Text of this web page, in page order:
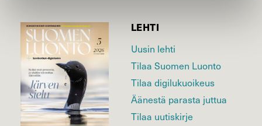
LEHTI
Uusin lehti
Tilaa Suomen Luonto
Tilaa digilukuoikeus
Äänestä parasta juttua
Tilaa uutiskirje